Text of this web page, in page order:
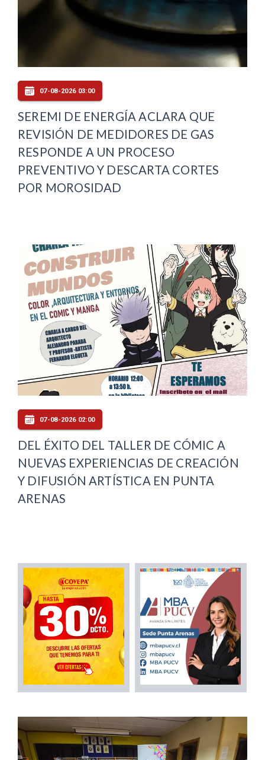
07-08-2026 03:00
SEREMI DE ENERGÍA ACLARA QUE
REVISIÓN DE MEDIDORES DE GAS
RESPONDE A UN PROCESO
PREVENTIVO Y DESCARTA CORTES
POR MOROSIDAD
07-08-2026 02:00
DEL ÉXITO DEL TALLER DE CÓMIC A
NUEVAS EXPERIENCIAS DE CREACIÓN
Y DIFUSIÓN ARTÍSTICA EN PUNTA
ARENAS